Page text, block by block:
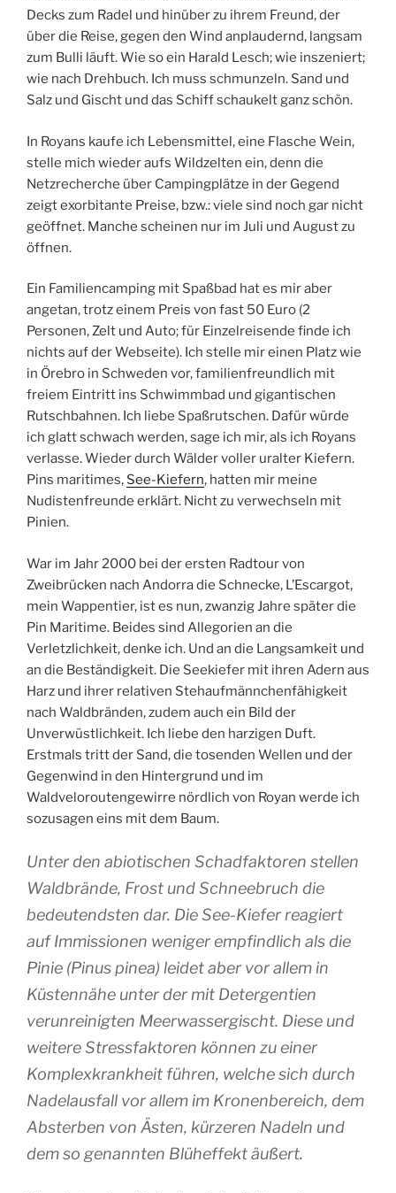
Decks zum Radel und hinüber zu ihrem Freund, der
über die Reise, gegen den Wind anplaudernd, langsam
zum Bulli läuft. Wie so ein Harald Lesch; wie inszeniert;
wie nach Drehbuch. Ich muss schmunzeln. Sand und
Salz und Gischt und das Schiff schaukelt ganz schön.
In Royans kaufe ich Lebensmittel, eine Flasche Wein,
stelle mich wieder aufs Wildzelten ein, denn die
Netzrecherche über Campingplätze in der Gegend
zeigt exorbitante Preise, bzw.: viele sind noch gar nicht
geöffnet. Manche scheinen nur im Juli und August zu
öffnen.
Ein Familiencamping mit Spaßbad hat es mir aber
angetan, trotz einem Preis von fast 50 Euro (2
Personen, Zelt und Auto; für Einzelreisende finde ich
nichts auf der Webseite). Ich stelle mir einen Platz wie
in Örebro in Schweden vor, familienfreundlich mit
freiem Eintritt ins Schwimmbad und gigantischen
Rutschbahnen. Ich liebe Spaßrutschen. Dafür würde
ich glatt schwach werden, sage ich mir, als ich Royans
verlasse. Wieder durch Wälder voller uralter Kiefern.
Pins maritimes, See-Kiefern, hatten mir meine
Nudistenfreunde erklärt. Nicht zu verwechseln mit
Pinien.
War im Jahr 2000 bei der ersten Radtour von
Zweibrücken nach Andorra die Schnecke, L’Escargot,
mein Wappentier, ist es nun, zwanzig Jahre später die
Pin Maritime. Beides sind Allegorien an die
Verletzlichkeit, denke ich. Und an die Langsamkeit und
an die Beständigkeit. Die Seekiefer mit ihren Adern aus
Harz und ihrer relativen Stehaufmännchenfähigkeit
nach Waldbränden, zudem auch ein Bild der
Unverwüstlichkeit. Ich liebe den harzigen Duft.
Erstmals tritt der Sand, die tosenden Wellen und der
Gegenwind in den Hintergrund und im
Waldveloroutengewirre nördlich von Royan werde ich
sozusagen eins mit dem Baum.
Unter den abiotischen Schadfaktoren stellen
Waldbrände, Frost und Schneebruch die
bedeutendsten dar. Die See-Kiefer reagiert
auf Immissionen weniger empfindlich als die
Pinie (Pinus pinea) leidet aber vor allem in
Küstennähe unter der mit Detergentien
verunreinigten Meerwassergischt. Diese und
weitere Stressfaktoren können zu einer
Komplexkrankheit führen, welche sich durch
Nadelausfall vor allem im Kronenbereich, dem
Absterben von Ästen, kürzeren Nadeln und
dem so genannten Blüheffekt äußert.